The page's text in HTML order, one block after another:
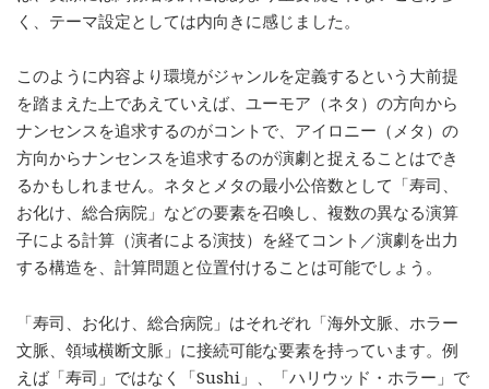
く、テーマ設定としては内向きに感じました。
このように内容より環境がジャンルを定義するという大前提
を踏まえた上であえていえば、ユーモア（ネタ）の方向から
ナンセンスを追求するのがコントで、アイロニー（メタ）の
方向からナンセンスを追求するのが演劇と捉えることはでき
るかもしれません。ネタとメタの最小公倍数として「寿司、
お化け、総合病院」などの要素を召喚し、複数の異なる演算
子による計算（演者による演技）を経てコント／演劇を出力
する構造を、計算問題と位置付けることは可能でしょう。
「寿司、お化け、総合病院」はそれぞれ「海外文脈、ホラー
文脈、領域横断文脈」に接続可能な要素を持っています。例
えば「寿司」ではなく「Sushi」、「ハリウッド・ホラー」で